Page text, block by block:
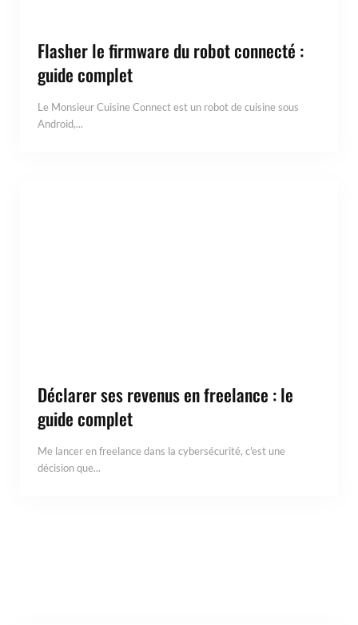
Flasher le firmware du robot connecté :
guide complet
Le Monsieur Cuisine Connect est un robot de cuisine sous
Android,...
Déclarer ses revenus en freelance : le
guide complet
Me lancer en freelance dans la cybersécurité, c'est une
décision que...